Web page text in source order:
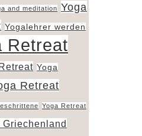
and meditation Yoga
Yogalehrer werden
Retreat
Yoga
Retreat
Yoga Retreat